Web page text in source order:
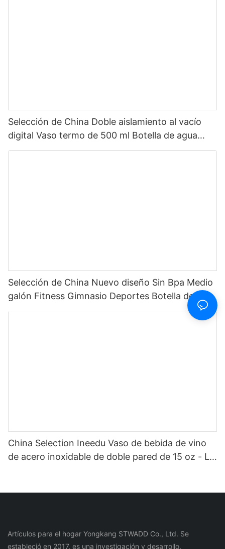
Selección de China Doble aislamiento al vacío
digital Vaso termo de 500 ml Botella de agua
inteligente de acero inoxidable con pantalla LED
Selección de China Nuevo diseño Sin Bpa Medio
galón Fitness Gimnasio Deportes Botella de agua
motivacional de plástico transparente con
China Selection Ineedu Vaso de bebida de vino
de acero inoxidable de doble pared de 15 oz - La
Artículos para el hogar Yongkang STWADD Co., Ltd. Se
estableció en 2017, es una investigación y desarrollo.